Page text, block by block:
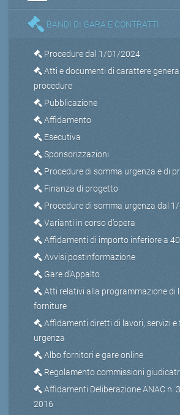
BANDI DI GARA E CONTRATTI
Procedure dal 1/01/2024
Atti e documenti di carattere
procedure
Pubblicazione
Affidamento
Esecutiva
Sponsorizzazioni
Procedure di somma urgenza e di
Finanza di progetto
Procedure di somma urgenza dal
Varianti in corso d’opera
Affidamenti di importo inferiore a
Avvisi postinformazione
Gare d'Appalto
Atti relativi alla programmazione di
forniture
Affidamenti diretti di lavori, servizi
urgenza
Albo fornitori e gare online
Regolamento commissioni
Affidamenti Deliberazione ANAC n.
2016